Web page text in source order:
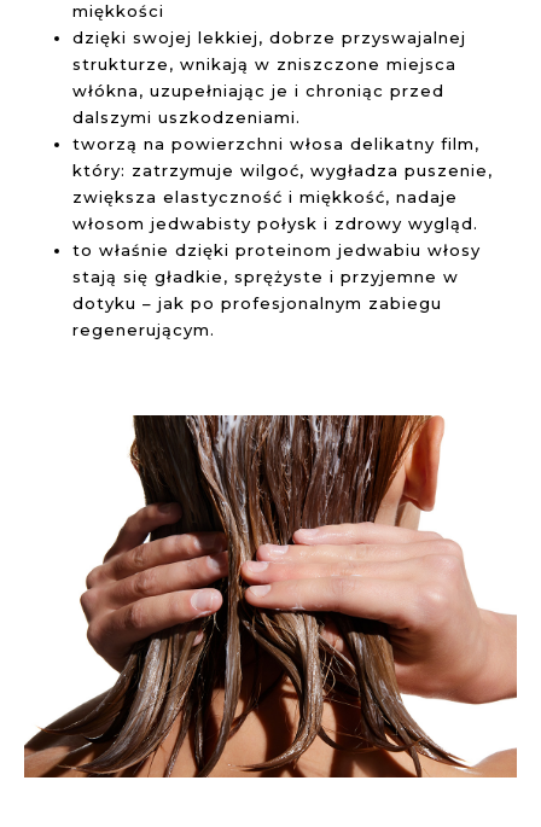
miękkości
dzięki swojej lekkiej, dobrze przyswajalnej
strukturze, wnikają w zniszczone miejsca
włókna, uzupełniając je i chroniąc przed
dalszymi uszkodzeniami.
tworzą na powierzchni włosa delikatny film,
który: zatrzymuje wilgoć, wygładza puszenie,
zwiększa elastyczność i miękkość, nadaje
włosom jedwabisty połysk i zdrowy wygląd.
to właśnie dzięki proteinom jedwabiu włosy
stają się gładkie, sprężyste i przyjemne w
dotyku – jak po profesjonalnym zabiegu
regenerującym.